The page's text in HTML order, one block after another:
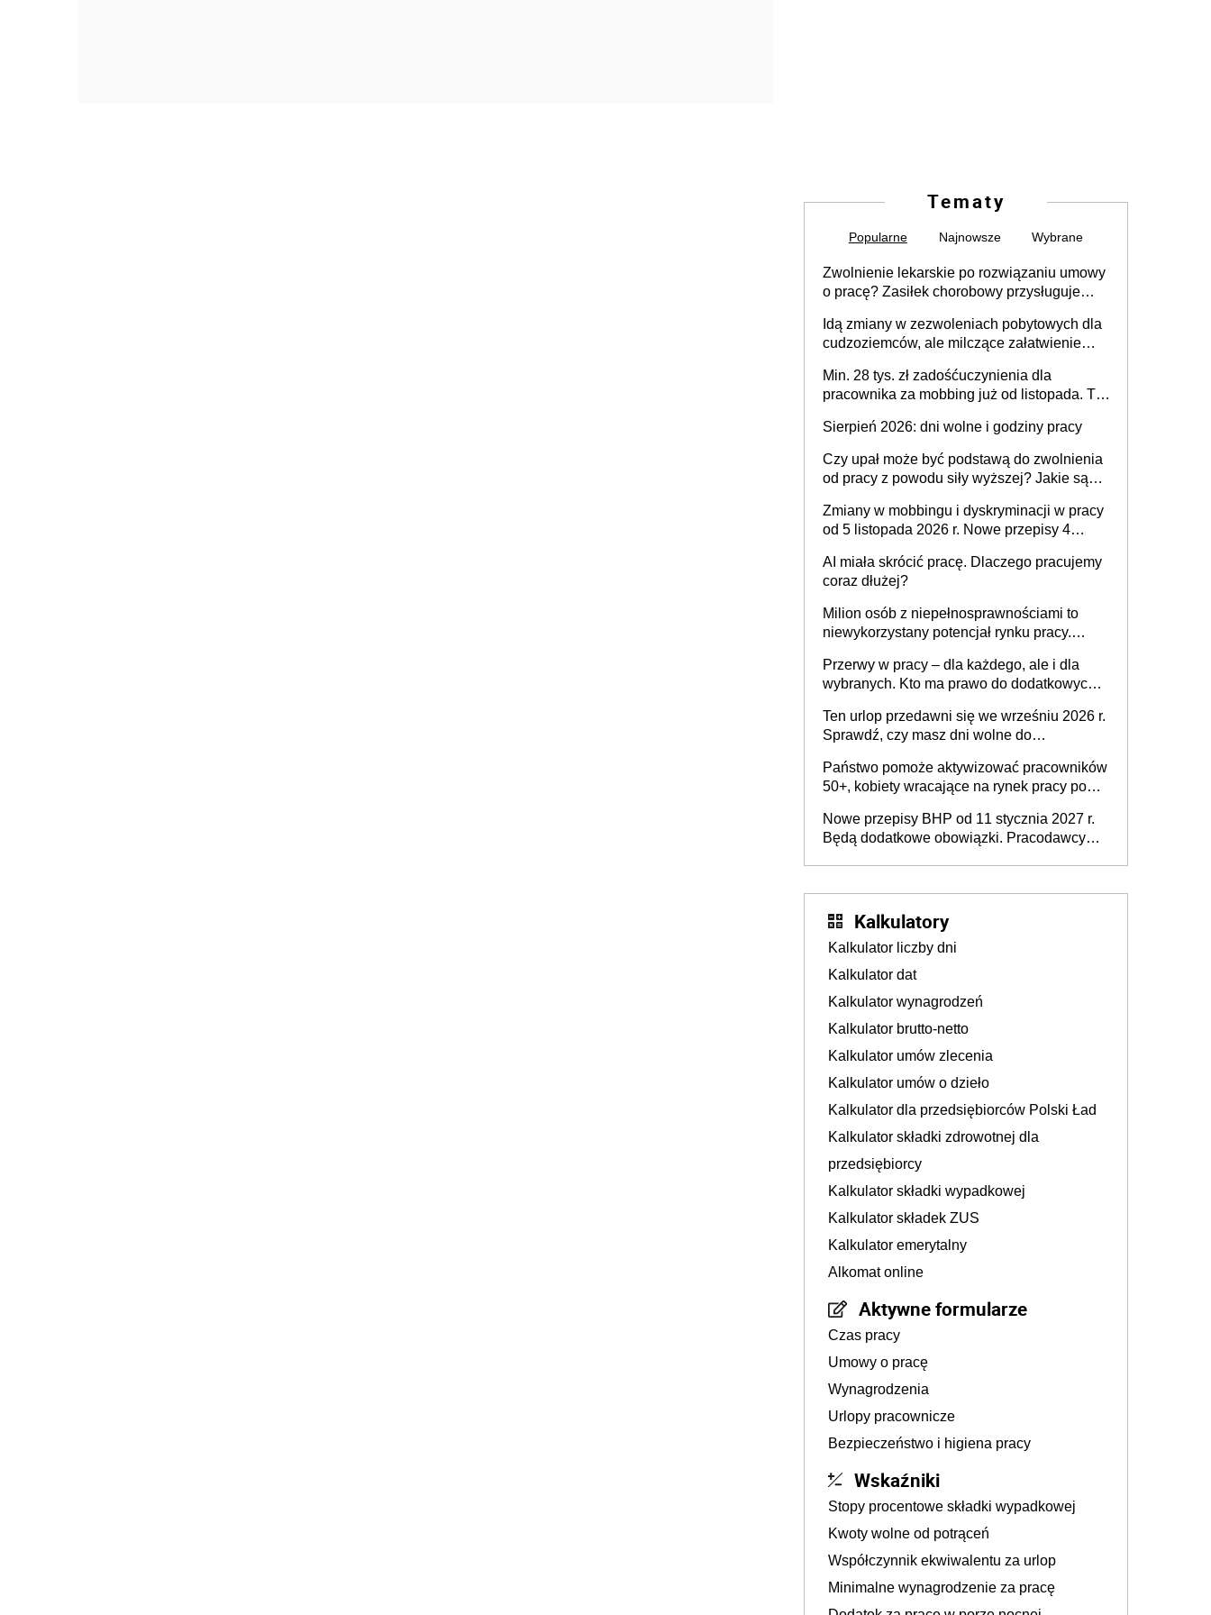
Tematy
Popularne Najnowsze Wybrane
Zwolnienie lekarskie po rozwiązaniu umowy
o pracę? Zasiłek chorobowy przysługuje
dni od ustania stosunku pracy
Idą zmiany w zezwoleniach pobytowych dla
cudzoziemców, ale milczące załatwienie
Min. 28 tys. zł zadośćuczynienia dla
pracownika za mobbing już od listopada. To
zespołu
Sierpień 2026: dni wolne i godziny pracy
Czy upał może być podstawą do zwolnienia
od pracy z powodu siły wyższej? Jakie są
Zmiany w mobbingu i dyskryminacji w pracy
od 5 listopada 2026 r. Nowe przepisy 4
Ustaw
AI miała skrócić pracę. Dlaczego pracujemy
coraz dłużej?
Milion osób z niepełnosprawnościami to
niewykorzystany potencjał rynku pracy.
dofinansowań czy refundacji, ale bariery po
stronie systemu i świadomości
pracodawców [WYWIAD]
Przerwy w pracy – dla każdego, ale i dla
wybranych. Kto ma prawo do dodatkowych
Ten urlop przedawni się we wrześniu 2026 r.
Sprawdź, czy masz dni wolne do
Państwo pomoże aktywizować pracowników
50+, kobiety wracające na rynek pracy po
osoby neuroatypowe. Powstanie Fundusz
na rzecz Inkluzywności w Zatrudnianiu?
Nowe przepisy BHP od 11 stycznia 2027 r.
Będą dodatkowe obowiązki. Pracodawcy
Kalkulatory
Kalkulator liczby dni
Kalkulator dat
Kalkulator wynagrodzeń
Kalkulator brutto-netto
Kalkulator umów zlecenia
Kalkulator umów o dzieło
Kalkulator dla przedsiębiorców Polski Ład
Kalkulator składki zdrowotnej dla
przedsiębiorcy
Kalkulator składki wypadkowej
Kalkulator składek ZUS
Kalkulator emerytalny
Alkomat online
Aktywne formularze
Czas pracy
Umowy o pracę
Wynagrodzenia
Urlopy pracownicze
Bezpieczeństwo i higiena pracy
Wskaźniki
Stopy procentowe składki wypadkowej
Kwoty wolne od potrąceń
Współczynnik ekwiwalentu za urlop
Minimalne wynagrodzenie za pracę